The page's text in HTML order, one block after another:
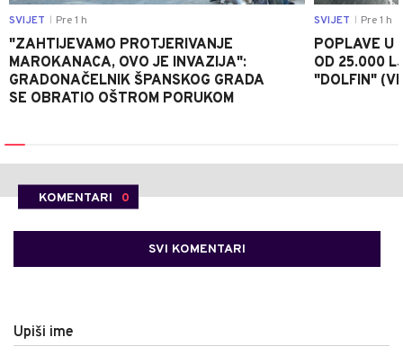
SVIJET Pre 1 h
"ZAHTIJEVAMO PROTJERIVANJE
MAROKANACA, OVO JE INVAZIJA":
GRADONAČELNIK ŠPANSKOG GRADA
SE OBRATIO OŠTROM PORUKOM
SVIJET Pre 1 h
POPLAVE U
OD 25.000
"DOLFIN"
KOMENTARI 0
SVI KOMENTARI
Upiši ime